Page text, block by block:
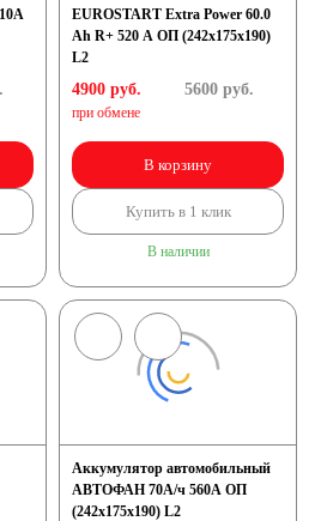
EUROSTART Extra Power 60.0
Ah R+ 520 A ОП (242x175x190)
L2
4900 руб.
при обмене
5600руб.
В корзину
Купить в 1 клик
В наличии
Аккумулятор автомобильный
АВТОФАН 70А/ч 560А ОП
(242x175x190) L2